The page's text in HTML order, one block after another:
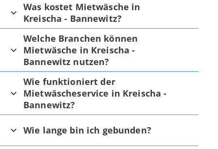
Was kostet Mietwäsche in
Kreischa - Bannewitz?
Welche Branchen können
Mietwäsche in Kreischa -
Bannewitz nutzen?
Wie funktioniert der
Mietwäscheservice in Kreischa -
Bannewitz?
Wie lange bin ich gebunden?